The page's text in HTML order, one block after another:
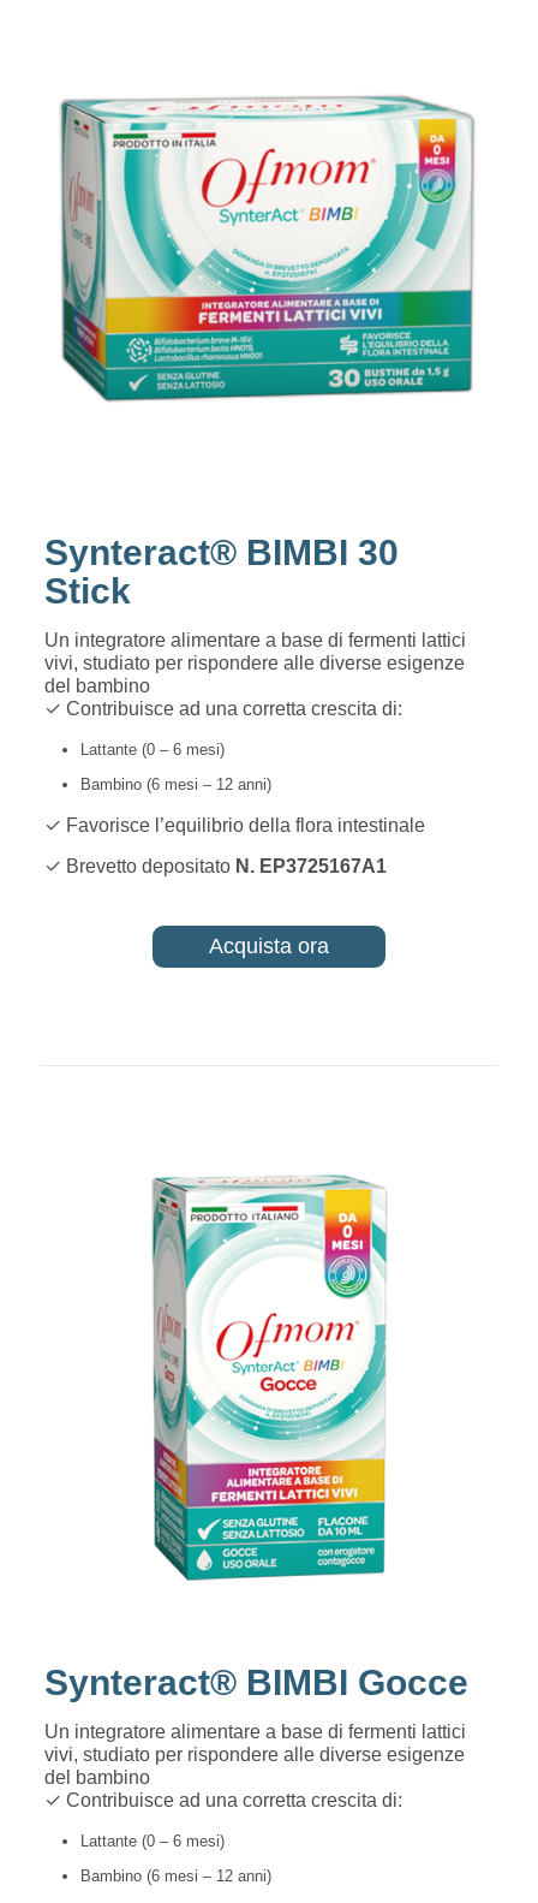
Synteract® BIMBI 30
Stick
Un integratore alimentare a base di fermenti lattici
vivi, studiato per rispondere alle diverse esigenze
del bambino
✓ Contribuisce ad una corretta crescita di:
Lattante (0 – 6 mesi)
Bambino (6 mesi – 12 anni)
✓ Favorisce l’equilibrio della flora intestinale
✓ Brevetto depositato N. EP3725167A1
Acquista ora
Synteract® BIMBI Gocce
Un integratore alimentare a base di fermenti lattici
vivi, studiato per rispondere alle diverse esigenze
del bambino
✓ Contribuisce ad una corretta crescita di:
Lattante (0 – 6 mesi)
Bambino (6 mesi – 12 anni)